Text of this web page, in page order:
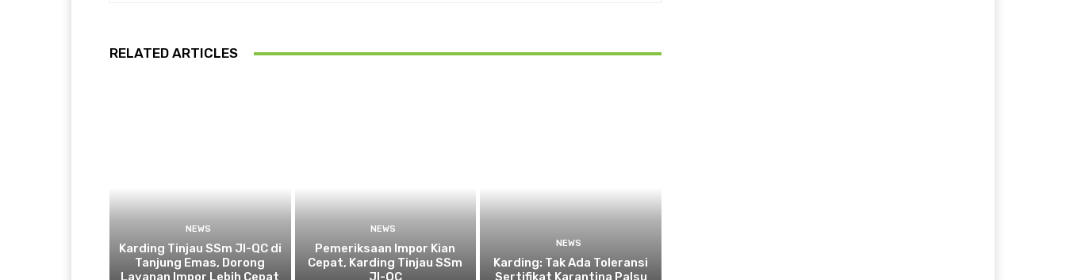
RELATED ARTICLES
NEWS
Karding Tinjau SSm JI-QC di
Tanjung Emas, Dorong
Layanan Impor Lebih Cepat
NEWS
Pemeriksaan Impor Kian
Cepat, Karding Tinjau SSm
JI-QC
NEWS
Karding: Tak Ada Toleransi
Sertifikat Karantina Palsu